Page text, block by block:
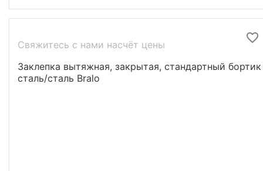
Свяжитесь с нами насчёт цены
Заклепка вытяжная, закрытая, стандартный бортик
сталь/сталь Bralo